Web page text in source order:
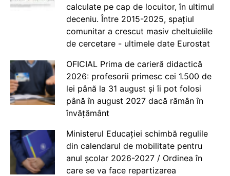
calculate pe cap de locuitor, în ultimul
deceniu. Între 2015-2025, spațiul
comunitar a crescut masiv cheltuielile
de cercetare - ultimele date Eurostat
OFICIAL Prima de carieră didactică
2026: profesorii primesc cei 1.500 de
lei până la 31 august și îi pot folosi
până în august 2027 dacă rămân în
învățământ
Ministerul Educației schimbă regulile
din calendarul de mobilitate pentru
anul școlar 2026-2027 / Ordinea în
care se va face repartizarea